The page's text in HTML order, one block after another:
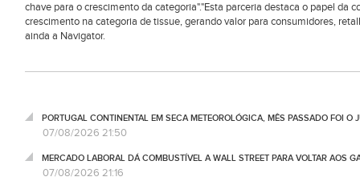
chave para o crescimento da categoria"."Esta parceria destaca o papel da
crescimento na categoria de tissue, gerando valor para consumidores,
ainda a Navigator.
PORTUGAL CONTINENTAL EM SECA METEOROLÓGICA, MÊS PASSADO FOI O
07/08/2026 21:50
MERCADO LABORAL DÁ COMBUSTÍVEL A WALL STREET PARA VOLTAR AOS
07/08/2026 21:16